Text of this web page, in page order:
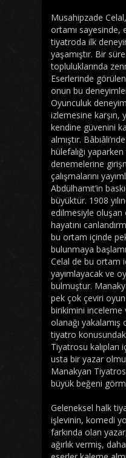
Musahipzade
ortamı sayesinde,
tiyatroda ilk
yaşamıştır. Bir
topluluklarında
Eserlerinde
onun bu
Oyunculuk
izlemesine karşın,
kendine güvenini
almıştır.
hülefalığı
denemelerine
çalışmalarını
Abdülhamit’in
büyüktür. 1908
edilmesiyle oluşan
hayatını
bu ortam içinde
bulunmaya
Celal de bu ortam
yayımlayacak ve
bulmuştur.
pek çok çeviri
birikimini inceleme
olanağı
tiyatro
Tiyatrosu kalıpları
usta bir yazar
Manakyan
büyük beğeni
Geleneksel halk
işlevinin, komedi
farkında olan
ağırlık vermiş,